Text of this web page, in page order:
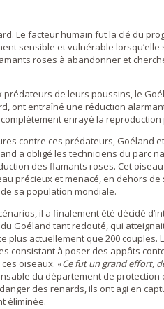
Le facteur humain fut la clé du
sensible et vulnérable
roses à abandonner et
de leurs poussins, le
ont entraîné une réduction
complètement enrayé la
contre ces prédateurs, Goéland
a obligé les techniciens du parc
des flamants roses. Cet
précieux et menacé, en dehors
sa population mondiale.
il a finalement été décidé
Goéland tant redouté, qui
plus actuellement que 200
consistant à poser des appâts
oiseaux. «Ce fut un grand effort,
du département de
des renards, ils ont agi en
éliminée.